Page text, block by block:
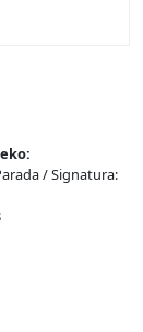
/ Signatura: